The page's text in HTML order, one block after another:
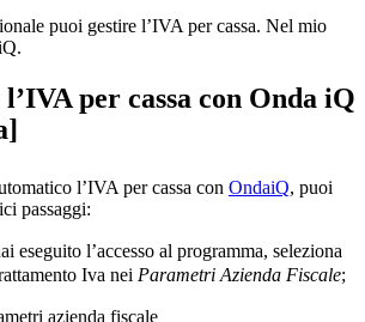
puoi gestire l’IVA per cassa. Nel mio
per cassa con Onda iQ
l’IVA per cassa con OndaiQ, puoi
passaggi:
eseguito l’accesso al programma, seleziona
Iva nei Parametri Azienda Fiscale;